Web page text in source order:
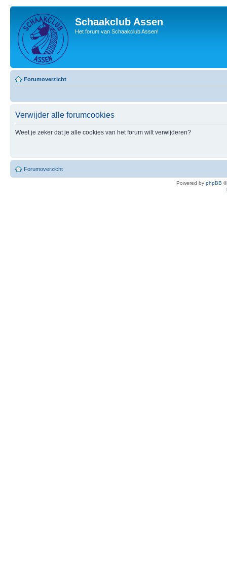
Schaakclub Assen
Het forum van Schaakclub Assen!
Forumoverzicht
Verwijder alle forumcookies
Weet je zeker dat je alle cookies van het forum wilt verwijderen?
Forumoverzicht
Powered by phpBB